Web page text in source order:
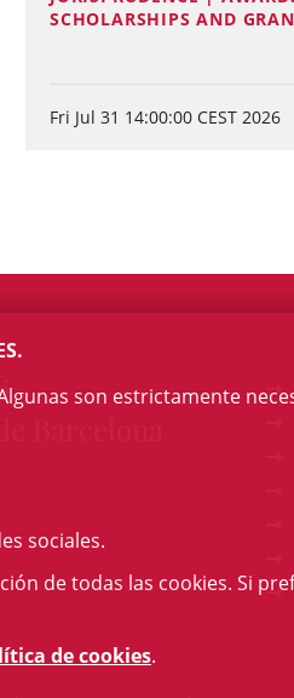
SCHOLARSHIPS AND
Fri Jul 31 14:00:00 CEST 2026
son estrictamente
sociales.
de todas las cookies. Si
de cookies.